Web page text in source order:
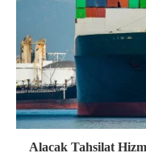
Alacak Tahsilat